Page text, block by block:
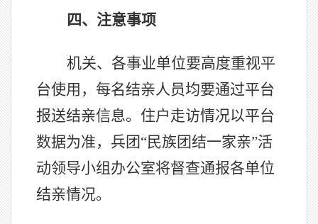
四、注意事项
机关、各事业单位要高度重视平
台使用，每名结亲人员均要通过平台
报送结亲信息。住户走访情况以平台
数据为准，兵团“民族团结一家亲”活
动领导小组办公室将督查通报各单位
结亲情况。